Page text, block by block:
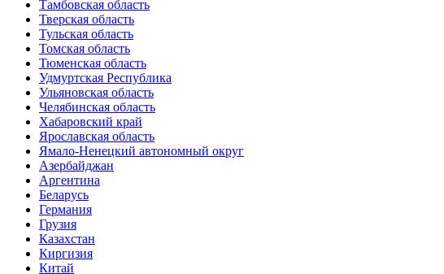
Тамбовская область
Тверская область
Тульская область
Томская область
Тюменская область
Удмуртская Республика
Ульяновская область
Челябинская область
Хабаровский край
Ярославская область
Ямало-Ненецкий автономный округ
Азербайджан
Аргентина
Беларусь
Германия
Грузия
Казахстан
Киргизия
Китай